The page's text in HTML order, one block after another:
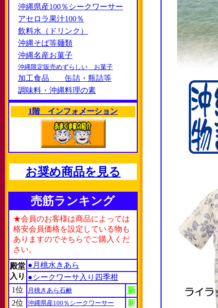
沖縄県産100％シークワーサー
アセロラ果汁100％
飲料水（ドリンク）
沖縄そば等麺類
沖縄名産お菓子
沖縄限定販売めずらしい お菓子
加工食品 缶詰・瓶詰等
調味料・沖縄料理の素
1階 インフォメーション
お奨め商品を見る
売筋ランキング
★会員のお客様は商品によっては
格安会員価格を設定している物も
ありますのでそちらでご購入くだ
さい。
殿堂
入り
●月桃水きあら
●シークワーサ入り四季柑
1位
月桃きあら石鹸 新
2位 沖縄県産100％シークワーサー
新